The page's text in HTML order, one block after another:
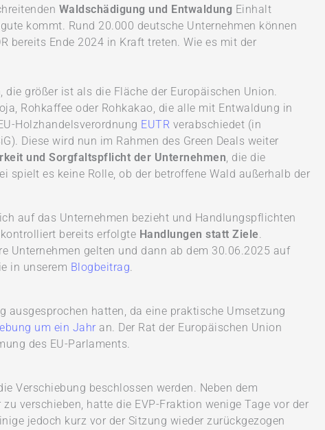
Waldschädigung und Entwaldung Einhalt
kommt. Rund 20.000 deutsche Unternehmen können
bereits Ende 2024 in Kraft treten. Wie es mit der
größer ist als die Fläche der Europäischen Union.
Rohkaffee oder Rohkakao, die alle mit Entwaldung in
Holzhandelsverordnung EUTR verabschiedet (in
Diese wird nun im Rahmen des Green Deals weiter
und Sorgfaltspflicht der Unternehmen, die die
spielt es keine Rolle, ob der betroffene Wald außerhalb der
auf das Unternehmen bezieht und Handlungspflichten
bereits erfolgte Handlungen statt Ziele.
Unternehmen gelten und dann ab dem 30.06.2025 auf
in unserem Blogbeitrag.
ausgesprochen hatten, da eine praktische Umsetzung
um ein Jahr an. Der Rat der Europäischen Union
des EU-Parlaments.
Verschiebung beschlossen werden. Neben dem
verschieben, hatte die EVP-Fraktion wenige Tage vor der
jedoch kurz vor der Sitzung wieder zurückgezogen